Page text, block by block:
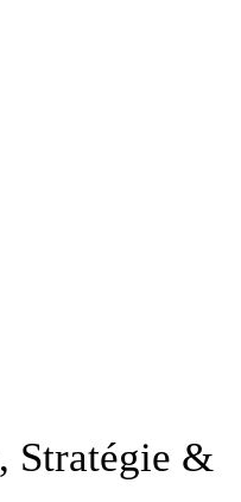
, Stratégie &